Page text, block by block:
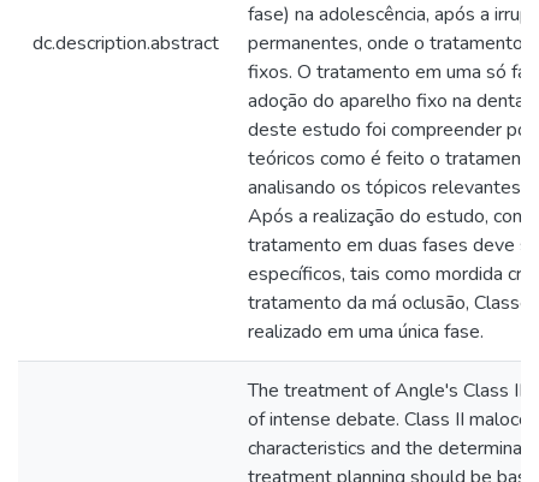
dc.description.abstract
fase) na adolescência, após a
permanentes, onde o tratamento
fixos. O tratamento em uma só
adoção do aparelho fixo na
deste estudo foi compreender
teóricos como é feito o
analisando os tópicos relevantes
Após a realização do estudo,
tratamento em duas fases deve
específicos, tais como mordida
tratamento da má oclusão, Classe
realizado em uma única fase.
The treatment of Angle's Class II
of intense debate. Class II
characteristics and the